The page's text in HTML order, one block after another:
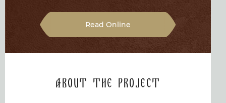
Read Online
About the Project